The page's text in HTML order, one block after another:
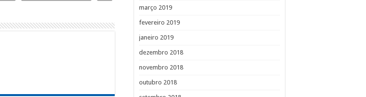
março 2019
fevereiro 2019
janeiro 2019
dezembro 2018
novembro 2018
outubro 2018